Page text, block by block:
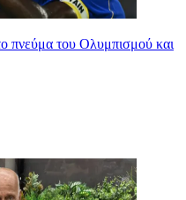
πνεύμα του Ολυμπισμού και